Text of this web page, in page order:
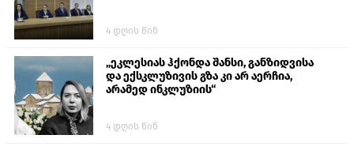
4 დღის წინ
„ეკლესიას ჰქონდა შანსი, განზიდვისა
და ექსკლუზივის გზა კი არ აერჩია,
არამედ ინკლუზიის“
4 დღის წინ